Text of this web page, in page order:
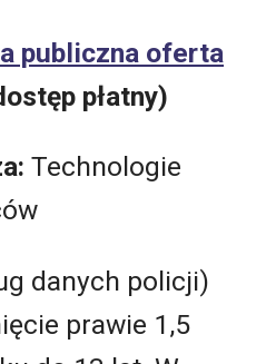
publiczna oferta
płatny)
Technologie
danych policji)
prawie 1,5